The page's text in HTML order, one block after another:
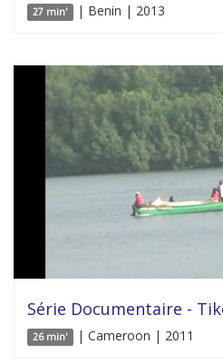
27 min' | Benin | 2013
Série Documentaire -
26 min' | Cameroon | 2011